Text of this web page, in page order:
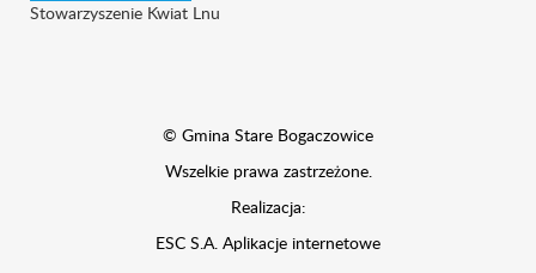
© Gmina Stare Bogaczowice
Wszelkie prawa zastrzeżone.
Realizacja:
ESC S.A. Aplikacje internetowe
Stowarzyszenie Kwiat Lnu